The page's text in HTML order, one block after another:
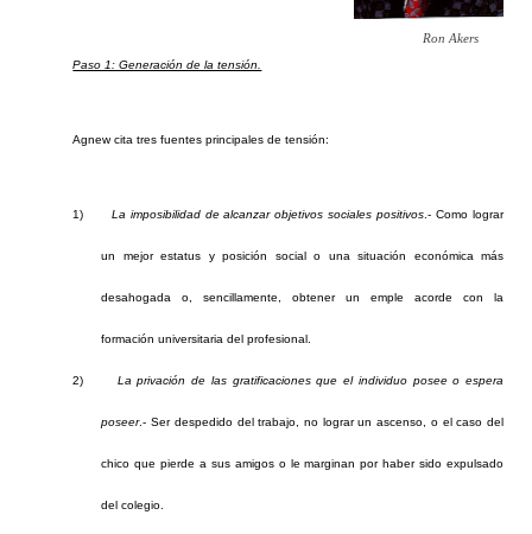
Ron Akers
Paso 1: Generación de la tensión.
Agnew cita tres fuentes principales de tensión:
1) La imposibilidad de alcanzar objetivos sociales positivos .- Como lograr
un mejor estatus y posición social o una situación económica más
desahogada o, sencillamente, obtener un emple acorde con la
formación universitaria del profesional.
2) La privación de las gratificaciones que el individuo posee o espera
poseer.- Ser despedido del trabajo, no lograr un ascenso, o el caso del
chico que pierde a sus amigos o le marginan por haber sido expulsado
del colegio.